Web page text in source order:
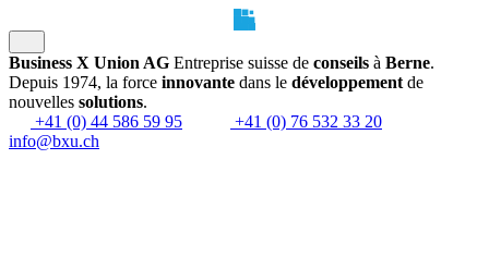
Business X Union AG Entreprise suisse de conseils à Berne.
Depuis 1974, la force innovante dans le développement de
nouvelles solutions.
+41 (0) 44 586 59 95
+41 (0) 76 532 33 20
info@bxu.ch